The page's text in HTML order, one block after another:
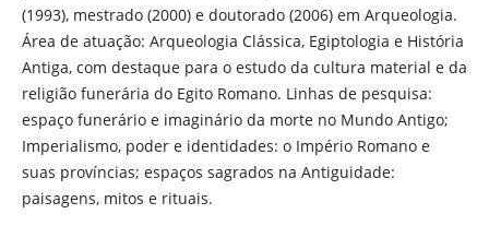
(1993), mestrado (2000) e doutorado (2006) em Arqueologia.
Área de atuação: Arqueologia Clássica, Egiptologia e História
Antiga, com destaque para o estudo da cultura material e da
religião funerária do Egito Romano. Linhas de pesquisa:
espaço funerário e imaginário da morte no Mundo Antigo;
Imperialismo, poder e identidades: o Império Romano e
suas províncias; espaços sagrados na Antiguidade:
paisagens, mitos e rituais.